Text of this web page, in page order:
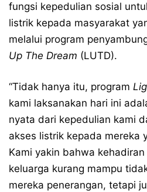
fungsi kepedulian sosial
listrik kepada masyarakat
melalui program
Up The Dream (LUTD).
“Tidak hanya itu, program
kami laksanakan hari ini
nyata dari kepedulian kami
akses listrik kepada mereka
Kami yakin bahwa
keluarga kurang mampu
mereka penerangan, tetapi